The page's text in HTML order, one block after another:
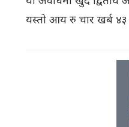
यस्तो आय रु चार खर्ब ४३